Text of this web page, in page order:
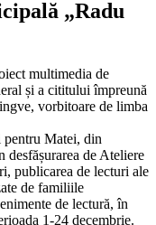
„Radu
multimedia de
și a cititului împreună
vorbitoare de limba
pentru Matei, din
desfășurarea de Ateliere
publicarea de lecturi ale
de familiile
de lectură, în
1-24 decembrie.